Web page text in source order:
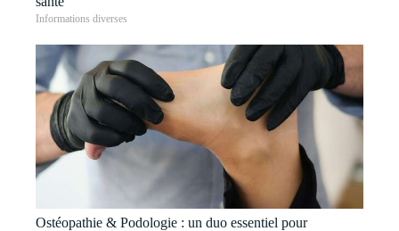
Informations diverses
Ostéopathie & Podologie : un duo essentiel pour